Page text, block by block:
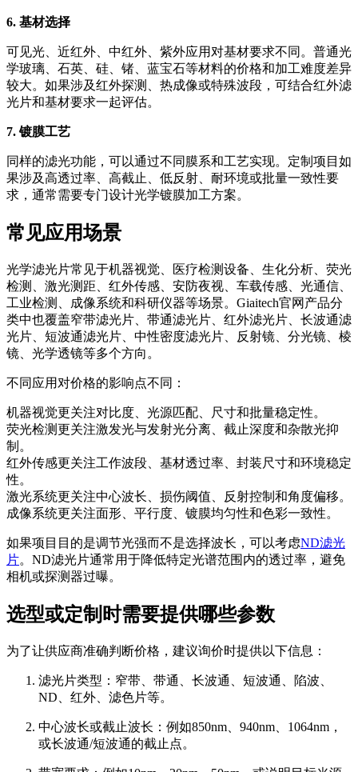
6. 基材选择
可见光、近红外、中红外、紫外应用对基材要求不同。普通光
学玻璃、石英、硅、锗、蓝宝石等材料的价格和加工难度差异
较大。如果涉及红外探测、热成像或特殊波段，可结合红外滤
光片和基材要求一起评估。
7. 镀膜工艺
同样的滤光功能，可以通过不同膜系和工艺实现。定制项目如
果涉及高透过率、高截止、低反射、耐环境或批量一致性要
求，通常需要专门设计光学镀膜加工方案。
常见应用场景
光学滤光片常见于机器视觉、医疗检测设备、生化分析、荧光
检测、激光测距、红外传感、安防夜视、车载传感、光通信、
工业检测、成像系统和科研仪器等场景。Giaitech官网产品分
类中也覆盖窄带滤光片、带通滤光片、红外滤光片、长波通滤
光片、短波通滤光片、中性密度滤光片、反射镜、分光镜、棱
镜、光学透镜等多个方向。
不同应用对价格的影响点不同：
机器视觉更关注对比度、光源匹配、尺寸和批量稳定性。
荧光检测更关注激发光与发射光分离、截止深度和杂散光抑
制。
红外传感更关注工作波段、基材透过率、封装尺寸和环境稳定
性。
激光系统更关注中心波长、损伤阈值、反射控制和角度偏移。
成像系统更关注面形、平行度、镀膜均匀性和色彩一致性。
如果项目目的是调节光强而不是选择波长，可以考虑ND滤光
片。ND滤光片通常用于降低特定光谱范围内的透过率，避免
相机或探测器过曝。
选型或定制时需要提供哪些参数
为了让供应商准确判断价格，建议询价时提供以下信息：
滤光片类型：窄带、带通、长波通、短波通、陷波、
ND、红外、滤色片等。
中心波长或截止波长：例如850nm、940nm、1064nm，
或长波通/短波通的截止点。